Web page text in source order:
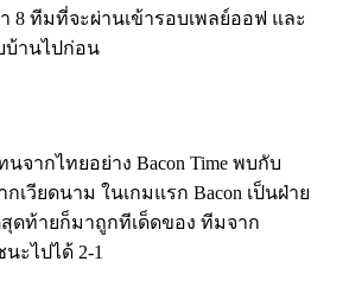
8 ทีมที่จะผ่านเข้ารอบเพลย์ออฟ และ
บ้านไปก่อน
จากไทยอย่าง Bacon Time พบกับ
ากเวียดนาม ในเกมแรก Bacon เป็นฝ่าย
ดท้ายก็มาถูกทีเด็ดของ ทีมจาก
ะไปได้ 2-1